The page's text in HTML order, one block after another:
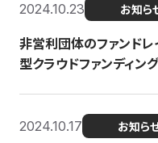
2024.10.23 お知ら
非営利団体のファンド
型クラウドファンディン
2024.10.17 お知ら